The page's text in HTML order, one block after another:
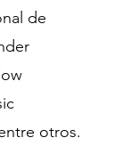
de
otros.